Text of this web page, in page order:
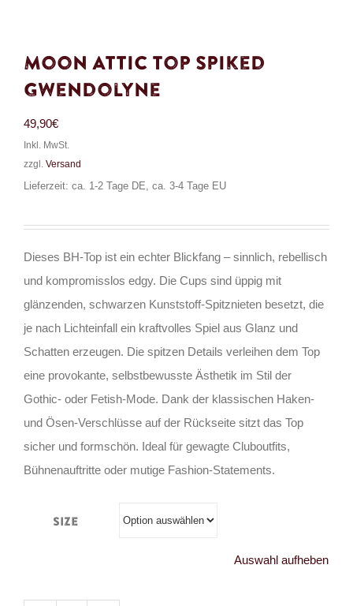
Moon Attic Top Spiked
Gwendolyne
49,90€
Inkl. MwSt.
zzgl. Versand
Lieferzeit: ca. 1-2 Tage DE, ca. 3-4 Tage EU
Dieses BH-Top ist ein echter Blickfang – sinnlich, rebellisch
und kompromisslos edgy. Die Cups sind üppig mit
glänzenden, schwarzen Kunststoff-Spitznieten besetzt, die
je nach Lichteinfall ein kraftvolles Spiel aus Glanz und
Schatten erzeugen. Die spitzen Details verleihen dem Top
eine provokante, selbstbewusste Ästhetik im Stil der
Gothic- oder Fetish-Mode. Dank der klassischen Haken-
und Ösen-Verschlüsse auf der Rückseite sitzt das Top
sicher und formschön. Ideal für gewagte Cluboutfits,
Bühnenauftritte oder mutige Fashion-Statements.
Size
Auswahl aufheben